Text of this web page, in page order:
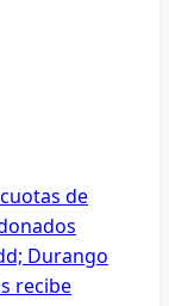
de
Durango
recibe